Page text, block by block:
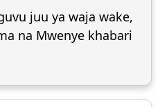
juu ya waja wake,
na Mwenye khabari